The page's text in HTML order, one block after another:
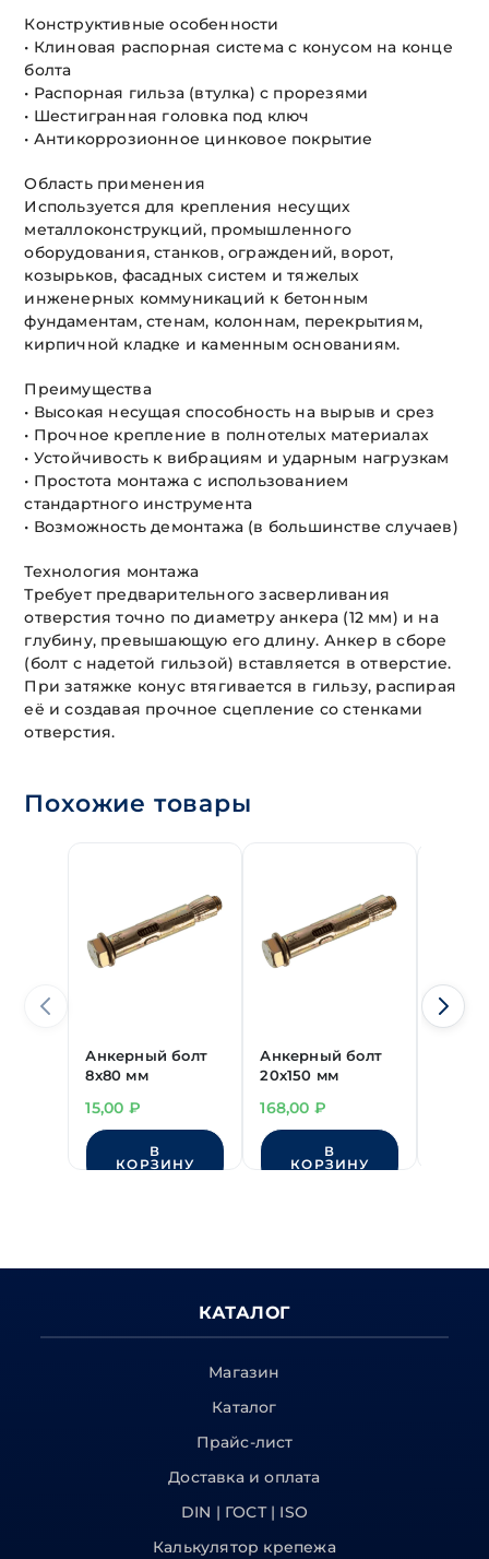
Конструктивные особенности
• Клиновая распорная система с конусом на конце
болта
• Распорная гильза (втулка) с прорезями
• Шестигранная головка под ключ
• Антикоррозионное цинковое покрытие
Область применения
Используется для крепления несущих
металлоконструкций, промышленного
оборудования, станков, ограждений, ворот,
козырьков, фасадных систем и тяжелых
инженерных коммуникаций к бетонным
фундаментам, стенам, колоннам, перекрытиям,
кирпичной кладке и каменным основаниям.
Преимущества
• Высокая несущая способность на вырыв и срез
• Прочное крепление в полнотелых материалах
• Устойчивость к вибрациям и ударным нагрузкам
• Простота монтажа с использованием
стандартного инструмента
• Возможность демонтажа (в большинстве случаев)
Технология монтажа
Требует предварительного засверливания
отверстия точно по диаметру анкера (12 мм) и на
глубину, превышающую его длину. Анкер в сборе
(болт с надетой гильзой) вставляется в отверстие.
При затяжке конус втягивается в гильзу, распирая
её и создавая прочное сцепление со стенками
отверстия.
Похожие товары
Анкерный болт
8х80 мм
15,00 ₽
В
КОРЗИНУ
Анкерный болт
20х150 мм
168,00 ₽
В
КОРЗИНУ
КАТАЛОГ
Магазин
Каталог
Прайс-лист
Доставка и оплата
DIN | ГОСТ | ISO
Калькулятор крепежа